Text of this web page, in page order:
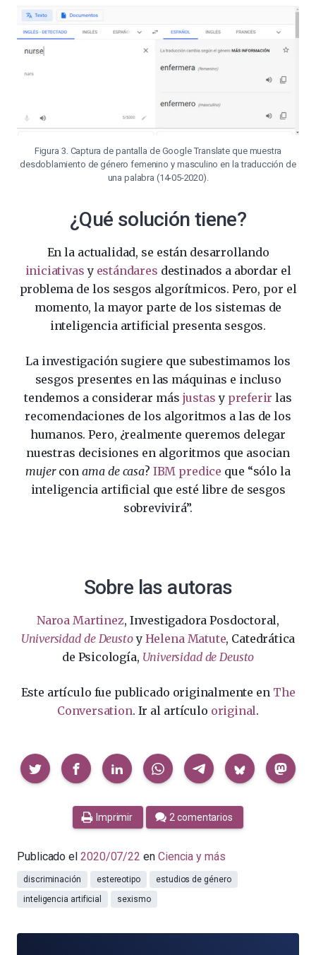
Figura 3. Captura de pantalla de Google Translate que muestra
desdoblamiento de género femenino y masculino en la traducción de
una palabra (14-05-2020).
¿Qué solución tiene?
En la actualidad, se están desarrollando
iniciativas y estándares destinados a abordar el
problema de los sesgos algorítmicos. Pero, por el
momento, la mayor parte de los sistemas de
inteligencia artificial presenta sesgos.
La investigación sugiere que subestimamos los
sesgos presentes en las máquinas e incluso
tendemos a considerar más justas y preferir las
recomendaciones de los algoritmos a las de los
humanos. Pero, ¿realmente queremos delegar
nuestras decisiones en algoritmos que asocian
mujerconama de casa? IBM predice que “sólo la
inteligencia artificial que esté libre de sesgos
sobrevivirá”.
Sobre las autoras
Naroa Martinez, Investigadora Posdoctoral,
Universidad de Deustoy Helena Matute, Catedrática
de Psicología, Universidad de Deusto
Este artículo fue publicado originalmente en The
Conversation. Ir al artículo original.
Compartir
Imprimir 2 comentarios
Publicado el 2020/07/22 en Ciencia y más
discriminación estereotipo
estudios de género
inteligencia artificial
sexismo